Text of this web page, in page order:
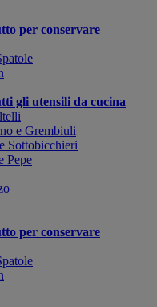
per conservare
gli utensili da cucina
e Grembiuli
Sottobicchieri
Pepe
per conservare